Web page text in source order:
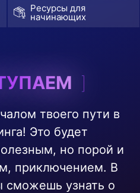
Ресурсы для
начинающих
твоего пути в
Это будет
но порой и
приключением. В
сможешь узнать о